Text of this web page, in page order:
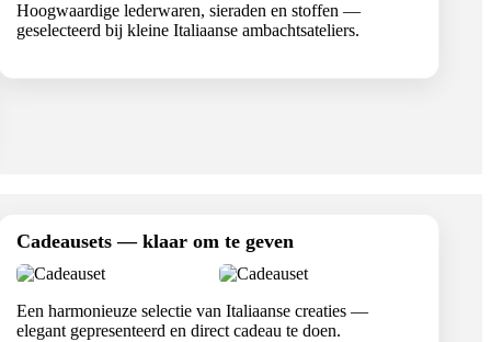
Hoogwaardige lederwaren, sieraden en stoffen —
geselecteerd bij kleine Italiaanse ambachtsateliers.
Cadeausets — klaar om te geven
Een harmonieuze selectie van Italiaanse creaties —
elegant gepresenteerd en direct cadeau te doen.